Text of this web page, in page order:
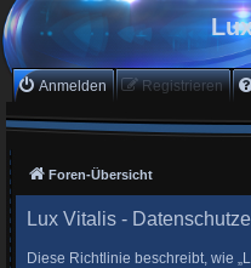
Anmelden Registrieren
Foren-Übersicht
Lux Vitalis -
Diese Richtlinie beschreibt, wie